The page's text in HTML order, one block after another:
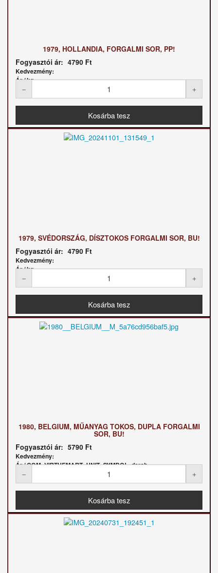
1979, HOLLANDIA, FORGALMI SOR, PP!
Fogyasztói ár: 4790 Ft
Kedvezmény:
Ár / kg:
1979, SVÉDORSZÁG, DÍSZTOKOS FORGALMI SOR, BU!
Fogyasztói ár: 4790 Ft
Kedvezmény:
Ár / kg:
1980, BELGIUM, MŰANYAG TOKOS, DUPLA FORGALMI
SOR, BU!
Fogyasztói ár: 5790 Ft
Kedvezmény:
Ár / COM_VIRTUEMART_UNIT_SYMBOL_darab: